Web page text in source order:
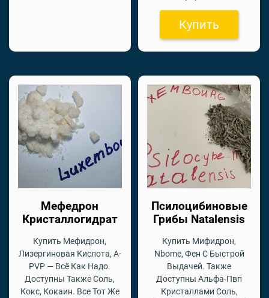
Купить
Мефедрон
Кристаллогидрат
Купить Мефидрон,
Лизергиновая Кислота, A-
PVP — Всё Как Надо.
Доступны Также Соль,
Кокс, Кокаин. Все Тот Же
Псилоцибиновые
Грибы Natalensis
Купить Мифидрон,
Nbome, Фен С Быстрой
Выдачей. Также
Доступны Альфа-Пвп
Кристаллами Соль,